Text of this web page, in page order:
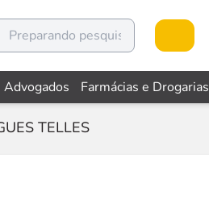
Advogados Farmácias e Drogarias
TELLES